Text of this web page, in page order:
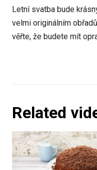
Letní svatba bude
velmi originálním
věřte, že budete mít
Related